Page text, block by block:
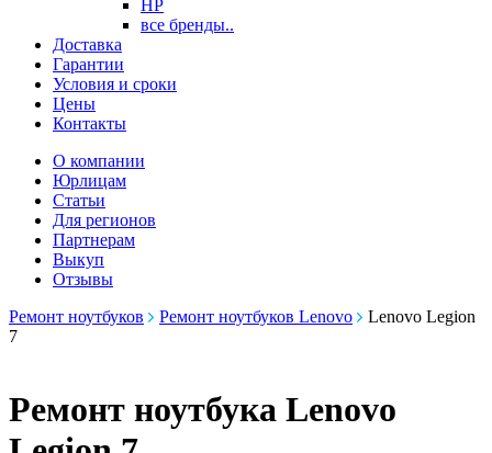
HP
все бренды..
Доставка
Гарантии
Условия и сроки
Цены
Контакты
О компании
Юрлицам
Статьи
Для регионов
Партнерам
Выкуп
Отзывы
Ремонт ноутбуков
Ремонт ноутбуков Lenovo
Lenovo Legion
7
Ремонт ноутбука Lenovo